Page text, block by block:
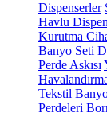
Dispenserler
Havlu
Kurutma
Banyo Seti
Perde Askısı
Tekstil
Perdeleri